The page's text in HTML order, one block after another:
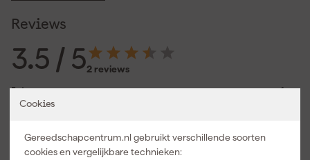
Cookies
Gereedschapcentrum.nl gebruikt verschillende soorten
cookies en vergelijkbare technieken:
sterk aansluit op veelvoorkomende klussen in beton en steen.
Reviews
3.5 / 52 reviews
5 sterren
1
4 sterren
2 sterren